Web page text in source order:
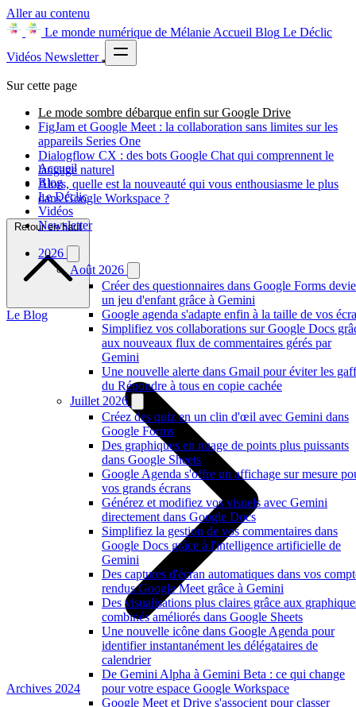
Aller au contenu
Le monde numérique de Mélanie Accueil Blog Le Déclic
Vidéos Newsletter
Accueil
Blog
Le Déclic
Vidéos
Newsletter
2026
Août 2026
Créer des questionnaires dans Google Forms
un jeu d'enfant grâce à Gemini
Google agenda s'adapte enfin à la taille de vos
Simplifiez vos collaborations sur Google Docs
aux nouveaux flux de commentaires gérés par
Gemini
Une nouvelle alerte dans Gmail pour éviter les
du Répondre à tous en copie cachée
Juillet 2026
Créez des quiz en un clin d'œil avec Gemini dans
Google Forms
Des graphiques en nuage de points plus puissants
dans Google Sheets
Google Agenda s'offre un affichage sur mesure
vos grands écrans
Générez et modifiez vos visuels avec Gemini
directement dans Google Docs
Simplifiez la gestion de vos commentaires dans
Google Docs grâce à l'intelligence artificielle de
Gemini
Des captures d'écran automatiques dans vos
rendus Google Meet grâce à Gemini
Des visualisations plus claires grâce aux
combinés améliorés dans Google Sheets
Une nouvelle icône dans Google Agenda pour
identifier instantanément les délégataires de
calendrier
De Gemini Alpha à Gemini Beta : ce qui change
pour votre espace Google Workspace
Google Meet et Drive s'associent pour classer
Sur cette page
Le mode sombre débarque enfin sur Google Drive
FigJam et Google Meet : la collaboration sans limites sur les
appareils Series One
Dialogflow CX : des bots Google Chat qui comprennent le
langage naturel
Alors, quelle est la nouveauté qui vous enthousiasme le plus
dans Google Workspace ?
Retour en haut
Le Blog
Archives 2024